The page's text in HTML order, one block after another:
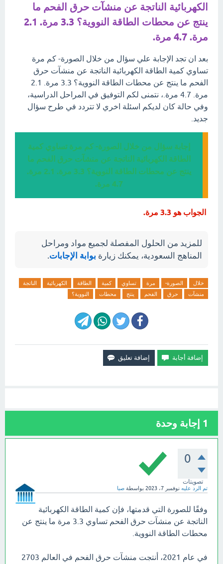
الكهربائية الناتجة عن منشآت حرق الفحم ما
ينتج عن محطات الطاقة النووية؟ 3.3 مرة. 2.1
مرة. 4.7 مرة.
بعد ان تجد الإجابة علي سؤال من خلال الصورة- كم مرة
تساوي كمية الطاقة الكهربائية الناتجة عن منشآت حرق
الفحم ما ينتج عن محطات الطاقة النووية؟ 3.3 مرة. 2.1
مرة. 4.7 مرة.، نتمنى لكم التوفيق في المراحل الدراسية،
وفي حالة كان لديكم اسئلة اخري لا تتردد في طرح سؤال
جديد.
إجابة سؤال من خلال الصورة- كم مرة تساوي كمية
الطاقة الكهربائية الناتجة عن منشآت حرق الفحم ما
ينتج عن محطات الطاقة النووية؟ 3.3 مرة. 2.1 مرة.
4.7 مرة.
الجواب هو 3.3 مرة.
للمزيد من الحلول المفصلة لجميع مواد ومراحل
المناهج السعودية، يمكنك زيارة بوابة الإجابات.
خلال الصورة- مرة تساوي كمية الطاقة الكهربائية
الناتجة
منشآت
حرق الفحم ينتج محطات النووية؟
1 إجابة وحدة
0
تصويتات
تم الرد عليه نوفمبر 7، 2023 بواسطة صبا
وفقًا للصورة التي قدمتها، فإن كمية الطاقة الكهربائية
الناتجة عن منشآت حرق الفحم تساوي 3.3 مرة ما ينتج عن
محطات الطاقة النووية.
في عام 2021، أنتجت منشآت حرق الفحم في العالم 2703